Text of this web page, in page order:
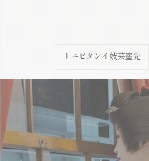
先輩芸妓インタビュー